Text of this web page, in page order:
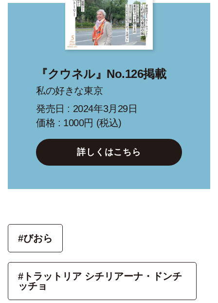
『クウネル』No.126掲載
私の好きな東京
発売日 : 2024年3月29日
価格 : 1000円 (税込)
詳しくはこちら
#びおら
#トラットリア シチリアーナ・ドンチ
ッチョ